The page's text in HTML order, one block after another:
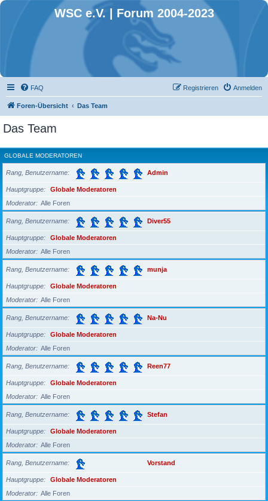
WSC e.V. | Forum 2004-2023
FAQ Anmelden
Registrieren
Foren-Übersicht Das Team
Das Team
GLOBALE MODERATOREN
Rang, Benutzername Admin
Hauptgruppe
Globale Moderatoren
Moderator
Alle Foren
Rang, Benutzername Diver55
Hauptgruppe
Globale Moderatoren
Moderator
Alle Foren
Rang, Benutzername munja
Hauptgruppe
Globale Moderatoren
Moderator
Alle Foren
Rang, Benutzername Na-Nu
Hauptgruppe
Globale Moderatoren
Moderator
Alle Foren
Rang, Benutzername Reen77
Hauptgruppe
Globale Moderatoren
Moderator
Alle Foren
Rang, Benutzername Stefan
Hauptgruppe
Globale Moderatoren
Moderator
Alle Foren
Rang, Benutzername Vorstand
Hauptgruppe
Globale Moderatoren
Moderator
Alle Foren